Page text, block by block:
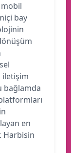
bay
iletişim
bağlamda
en
Harbisin